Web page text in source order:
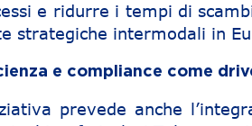
e ridurre i tempi di
strategiche intermodali in
e compliance come
prevede anche